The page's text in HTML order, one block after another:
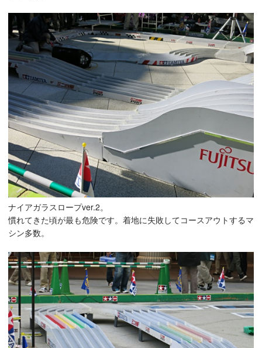
ナイアガラスロープver.2。
慣れてきた頃が最も危険です。着地に失敗してコースアウトするマ
シン多数。